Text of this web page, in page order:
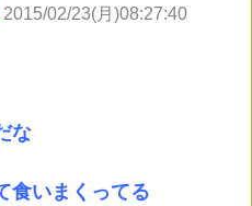
2015/02/23(月)08:27:40
な
食いまくってる